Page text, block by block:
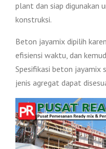
plant dan siap digunakan
konstruksi.
Beton jayamix dipilih
efisiensi waktu, dan
Spesifikasi beton jayamix
jenis agregat dapat